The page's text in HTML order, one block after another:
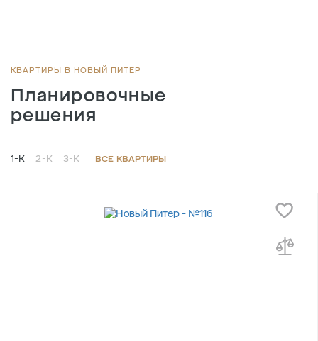
КВАРТИРЫ В НОВЫЙ ПИТЕР
Планировочные
решения
1-К 2-К 3-К ВСЕ КВАРТИРЫ